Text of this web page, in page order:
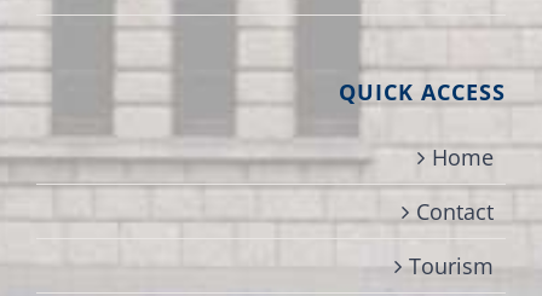
QUICK ACCESS
Home
Contact
Tourism